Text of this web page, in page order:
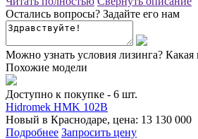
Остались вопросы? Задайте его нам
Можно узнать условия лизинга? Какая
Похожие модели
Доступно к покупке - 6 шт.
Hidromek HMK 102B
Новый в Краснодаре, цена: 13 130 000
Подробнее Запросить цену